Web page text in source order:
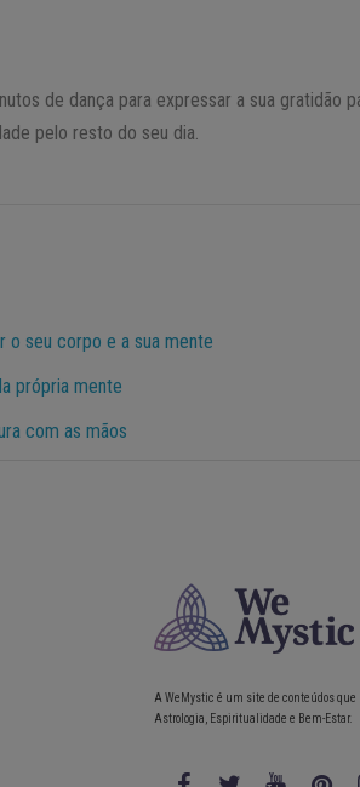
de dança para expressar a sua gratidão
pelo resto do seu dia.
o seu corpo e a sua mente
própria mente
com as mãos
A WeMystic é um site de conteúdos
Astrologia, Espiritualidade e Bem-Estar.